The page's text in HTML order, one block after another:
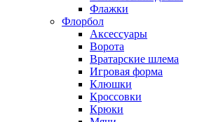
Флажки
Флорбол
Аксессуары
Ворота
Вратарские шлема
Игровая форма
Клюшки
Кроссовки
Крюки